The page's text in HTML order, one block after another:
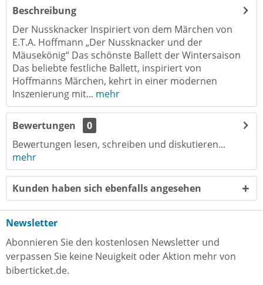
Beschreibung
Der Nussknacker Inspiriert von dem Märchen von
E.T.A. Hoffmann „Der Nussknacker und der
Mäusekönig“ Das schönste Ballett der Wintersaison
Das beliebte festliche Ballett, inspiriert von
Hoffmanns Märchen, kehrt in einer modernen
Inszenierung mit... mehr
Bewertungen
0
Bewertungen lesen, schreiben und diskutieren...
mehr
Kunden haben sich ebenfalls angesehen
Newsletter
Abonnieren Sie den kostenlosen Newsletter und
verpassen Sie keine Neuigkeit oder Aktion mehr von
biberticket.de.